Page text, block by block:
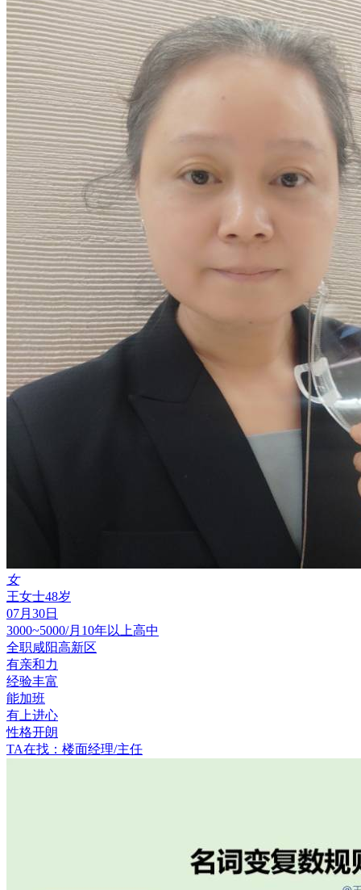
女
王女士48岁
07月30日
3000~5000/月 10年以上高中
全职咸阳高新区
有亲和力
经验丰富
能加班
有上进心
性格开朗
TA在找：楼面经理/主任